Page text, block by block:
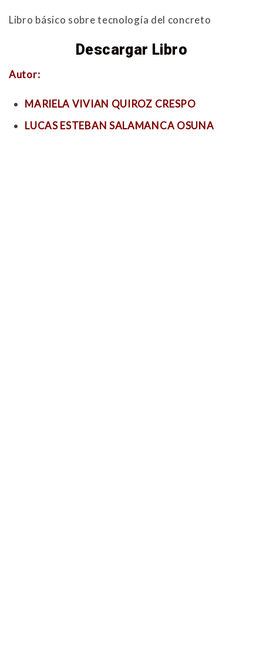
Libro básico sobre tecnología del concreto
Descargar Libro
Autor:
MARIELA VIVIAN QUIROZ CRESPO
LUCAS ESTEBAN SALAMANCA OSUNA